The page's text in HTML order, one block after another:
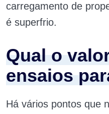
carregamento de
é superfrio.
Qual o
ensaios
Há vários pontos que